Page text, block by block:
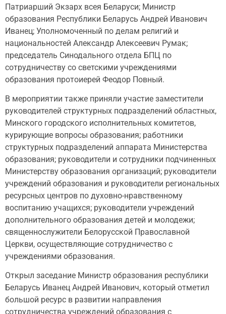
Патриарший Экзарх всея Беларуси; Министр
образования Республики Беларусь Андрей Иванович
Иванец; Уполномоченный по делам религий и
национальностей Александр Алексеевич Румак;
председатель Синодального отдела БПЦ по
сотрудничеству со светскими учреждениями
образования протоиерей Феодор Повный.
В мероприятии также приняли участие заместители
руководителей структурных подразделений областных,
Минского городского исполнительных комитетов,
курирующие вопросы образования; работники
структурных подразделений аппарата Министерства
образования; руководители и сотрудники подчиненных
Министерству образования организаций; руководители
учреждений образования и руководители региональных
ресурсных центров по духовно-нравственному
воспитанию учащихся; руководители учреждений
дополнительного образования детей и молодежи;
священнослужители Белорусской Православной
Церкви, осуществляющие сотрудничество с
учреждениями образования.
Открыл заседание Министр образования республики
Беларусь Иванец Андрей Иванович, который отметил
большой ресурс в развитии направления
сотрудничества учреждений образования с